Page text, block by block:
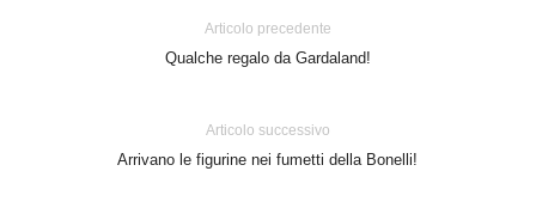
Articolo precedente
Qualche regalo da Gardaland!
Articolo successivo
Arrivano le figurine nei fumetti della Bonelli!